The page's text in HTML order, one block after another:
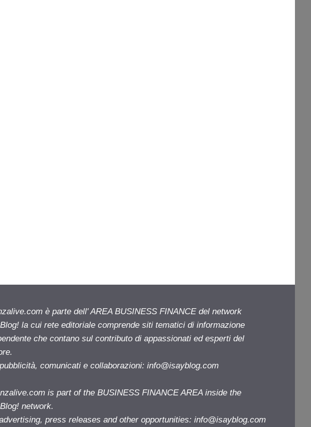
è parte dell' AREA BUSINESS FINANCE del network
la cui rete editoriale comprende siti tematici di informazione
che contano sul contributo di appassionati ed esperti del
comunicati e collaborazioni: info@isayblog.com
is part of the BUSINESS FINANCE AREA inside the
network.
press releases and other opportunities: info@isayblog.com